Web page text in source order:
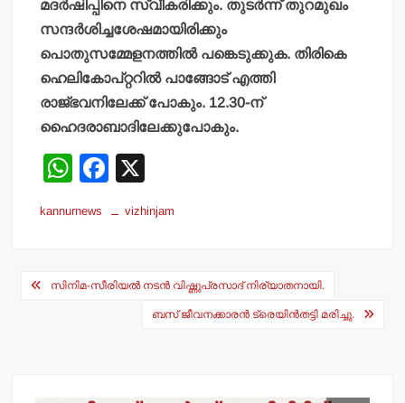
മദര്‍ഷിപ്പിനെ സ്വീകരിക്കും. തുടര്‍ന്ന് തുറമുഖം
സന്ദര്‍ശിച്ചശേഷമായിരിക്കും
പൊതുസമ്മേളനത്തില്‍ പങ്കെടുക്കുക. തിരികെ
ഹെലികോപ്റ്ററില്‍ പാങ്ങോട് എത്തി
രാജ്ഭവനിലേക്ക് പോകും. 12.30-ന്
ഹൈദരാബാദിലേക്കുപോകും.
W
at
A
F
c
b
kannurnews vizhinjam
Postസിനിമ-സീരിയല്‍ നടന്‍ വിഷ്ണുപ്രസാദ് നിര്യാതനായി.
ബസ് ജീവനക്കാരന്‍ ട്രെയിന്‍തട്ടി മരിച്ചു.